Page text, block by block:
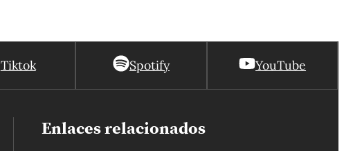
Tiktok Spotify YouTube
Enlaces relacionados